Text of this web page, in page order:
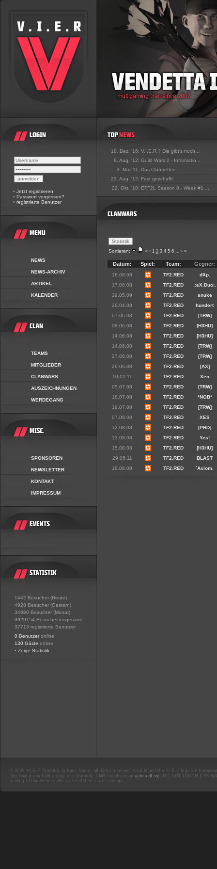
• Jetzt registrieren
• Passwort vergessen?
• registrierte Benutzer
NEWS
NEWS-ARCHIV
ARTIKEL
KALENDER
TEAMS
MITGLIEDER
CLANWARS
AUSZEICHNUNGEN
WERDEGANG
SPONSOREN
NEWSLETTER
KONTAKT
IMPRESSUM
1442 Besucher (Heute)
4928 Besucher (Gestern)
34680 Besucher (Monat)
3929154 Besucher insgesamt
37713 registrierte Benutzer
0 Benutzer online
130 Gäste online
• Zeige Statistik
18. Dez. '16: V.I.E.R.? Die gibt's noch...
8. Aug. '12: Guild Wars 2 - Informatio...
3. Mai '11: Das Clantreffen
23. Aug. '12: Fast geschafft
22. Okt. '10: ETF2L Season 8 - Week #1 ...
Sortieren: « ‹ 1 2 3 4 5 6 ... › »
Datum: Spiel: Team: Gegner:
18.08.08 TF2.RED
dXp.
17.08.08
TF2.RED
.:eX.Duo:.
29.05.09
TF2.RED
snuke
28.04.08
TF2.RED
hundert
07.06.08
TF2.RED
[TRW]
08.06.08
TF2.RED
[H3HU]
14.06.08
TF2.RED
[H3HU]
14.06.08
TF2.RED
[TRW]
27.06.08
TF2.RED
[TRW]
29.06.08
TF2.RED
[AX]
10.02.11
TF2.RED
Xen
05.07.08
TF2.RED
[TRW]
18.07.08
TF2.RED
*NOB*
19.07.08
TF2.RED
[TRW]
07.08.08
TF2.RED
XES
12.08.08
TF2.RED
[PHD]
13.08.08
TF2.RED
Yes!
15.08.08
TF2.RED
[H3HU]
29.05.11
TF2.RED
BLAST
19.08.08
TF2.RED `Axiom.